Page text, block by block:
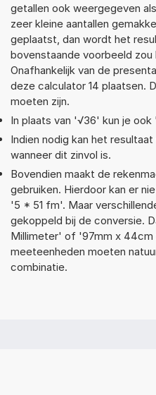
getallen ook weergegeven
zeer kleine aantallen
geplaatst, dan wordt het
bovenstaande voorbeeld zou
Onafhankelijk van de
deze calculator 14 plaatsen.
moeten zijn.
In plaats van '√36' kun je
Indien nodig kan het
wanneer dit zinvol is.
Bovendien maakt de
gebruiken. Hierdoor kan er
'5 * 51 fm'. Maar
gekoppeld bij de conversie.
Millimeter' of '97mm x 44cm
meeteenheden moeten
combinatie.